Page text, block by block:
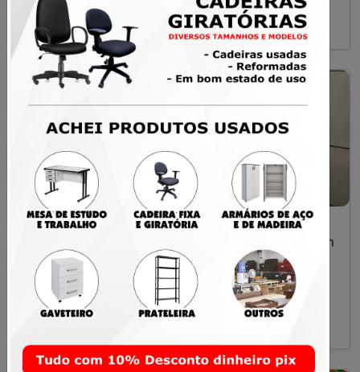
Santa Maria
Santa Maria
Botoeira de Comando
Liga Desliga
R$ 60,00
Prateleira de Aço
Reforçada 2m x 92cm
– Excelente Estado
R$ 350,00